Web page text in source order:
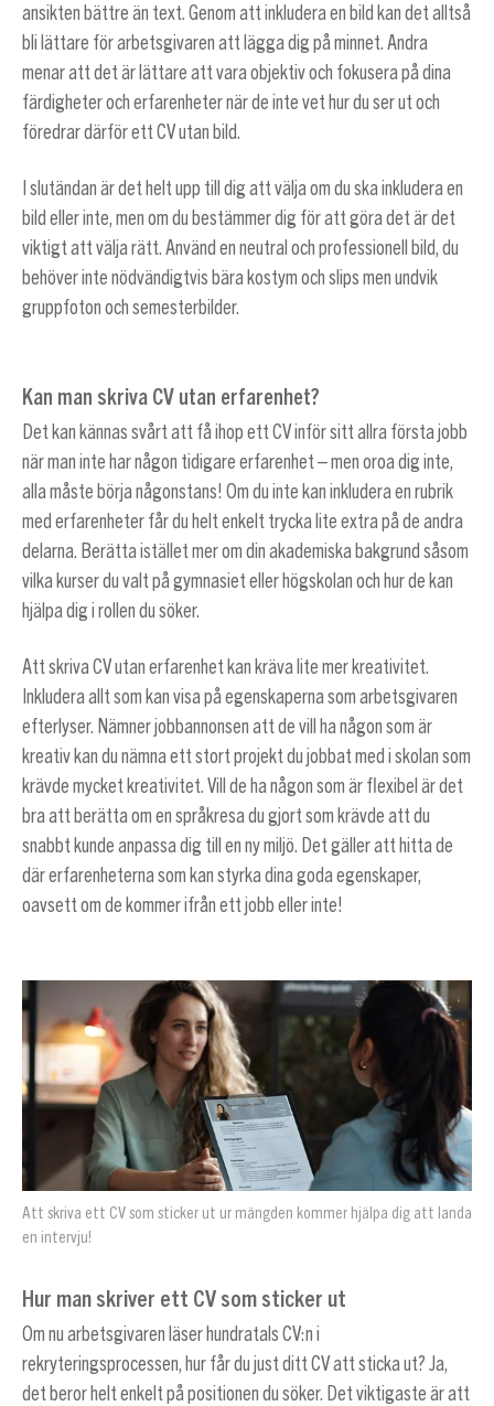
ansikten bättre än text. Genom att inkludera en bild kan det alltså
bli lättare för arbetsgivaren att lägga dig på minnet. Andra
menar att det är lättare att vara objektiv och fokusera på dina
färdigheter och erfarenheter när de inte vet hur du ser ut och
föredrar därför ett CV utan bild.
I slutändan är det helt upp till dig att välja om du ska inkludera en
bild eller inte, men om du bestämmer dig för att göra det är det
viktigt att välja rätt. Använd en neutral och professionell bild, du
behöver inte nödvändigtvis bära kostym och slips men undvik
gruppfoton och semesterbilder.
Kan man skriva CV utan erfarenhet?
Det kan kännas svårt att få ihop ett CV inför sitt allra första jobb
när man inte har någon tidigare erfarenhet – men oroa dig inte,
alla måste börja någonstans! Om du inte kan inkludera en rubrik
med erfarenheter får du helt enkelt trycka lite extra på de andra
delarna. Berätta istället mer om din akademiska bakgrund såsom
vilka kurser du valt på gymnasiet eller högskolan och hur de kan
hjälpa dig i rollen du söker.
Att skriva CV utan erfarenhet kan kräva lite mer kreativitet.
Inkludera allt som kan visa på egenskaperna som arbetsgivaren
efterlyser. Nämner jobbannonsen att de vill ha någon som är
kreativ kan du nämna ett stort projekt du jobbat med i skolan som
krävde mycket kreativitet. Vill de ha någon som är flexibel är det
bra att berätta om en språkresa du gjort som krävde att du
snabbt kunde anpassa dig till en ny miljö. Det gäller att hitta de
där erfarenheterna som kan styrka dina goda egenskaper,
oavsett om de kommer ifrån ett jobb eller inte!
Att skriva ett CV som sticker ut ur mängden kommer hjälpa dig att landa
en intervju!
Hur man skriver ett CV som sticker ut
Om nu arbetsgivaren läser hundratals CV:n i
rekryteringsprocessen, hur får du just ditt CV att sticka ut? Ja,
det beror helt enkelt på positionen du söker. Det viktigaste är att